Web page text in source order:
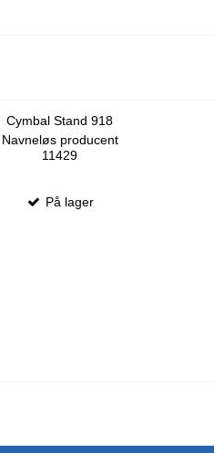
Cymbal Stand 918
Navneløs producent
11429
På lager